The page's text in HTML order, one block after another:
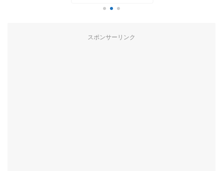
スポンサーリンク